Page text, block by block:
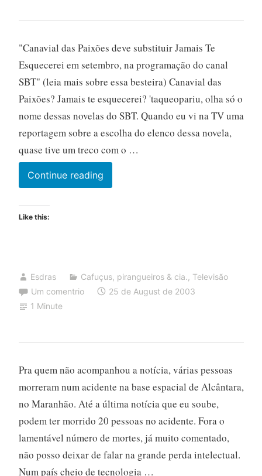
"Canavial das Paixões deve substituir Jamais Te
Esquecerei em setembro, na programação do canal
SBT" (leia mais sobre essa besteira) Canavial das
Paixões? Jamais te esquecerei? 'taqueopariu, olha só o
nome dessas novelas do SBT. Quando eu vi na TV uma
reportagem sobre a escolha do elenco dessa novela,
quase tive um treco com o …
Continue reading
Like this:
Esdras Cafuçus, pirangueiros & cia., Televisão
Um comentrio
25 de August de 2003
1 Minute
Pra quem não acompanhou a notícia, várias pessoas
morreram num acidente na base espacial de Alcântara,
no Maranhão. Até a última notícia que eu soube,
podem ter morrido 20 pessoas no acidente. Fora o
lamentável número de mortes, já muito comentado,
não posso deixar de falar na grande perda intelectual.
Num país cheio de tecnologia …